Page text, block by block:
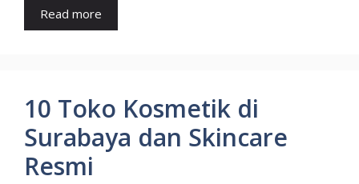
Read more
10 Toko Kosmetik di
Surabaya dan Skincare
Resmi